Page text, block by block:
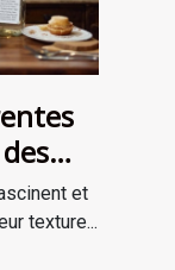
et
texture...